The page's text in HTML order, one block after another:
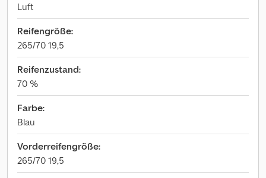
Luft
Reifengröße:
265/70 19,5
Reifenzustand:
70 %
Farbe:
Blau
Vorderreifengröße:
265/70 19,5